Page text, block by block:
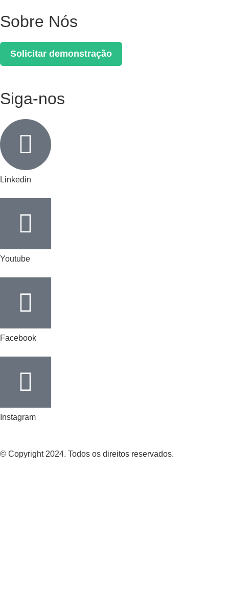
Sobre Nós
Solicitar demonstração
Siga-nos
Linkedin
Youtube
Facebook
Instagram
© Copyright 2024. Todos os direitos reservados.